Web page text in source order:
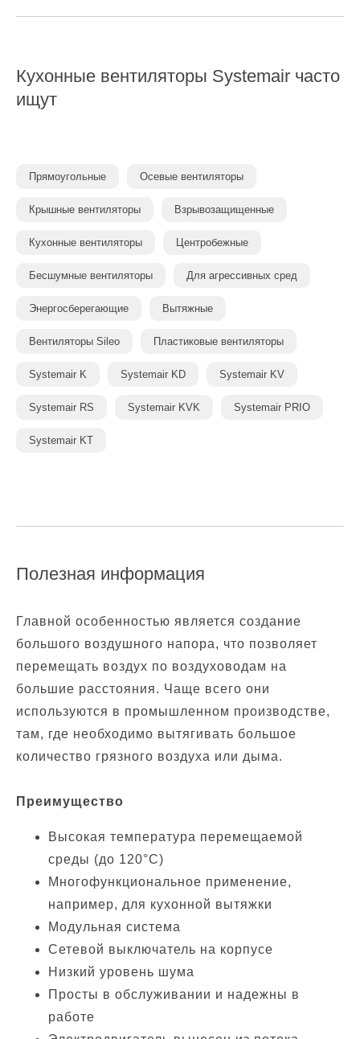
Кухонные вентиляторы Systemair часто
ищут
Прямоугольные Осевые вентиляторы
Крышные вентиляторы Взрывозащищенные
Кухонные вентиляторы Центробежные
Бесшумные вентиляторы Для агрессивных сред
Энергосберегающие Вытяжные
Вентиляторы Sileo Пластиковые вентиляторы
Systemair K Systemair KD Systemair KV
Systemair RS Systemair KVK Systemair PRIO
Systemair KT
Полезная информация
Главной особенностью является создание
большого воздушного напора, что позволяет
перемещать воздух по воздуховодам на
большие расстояния. Чаще всего они
используются в промышленном производстве,
там, где необходимо вытягивать большое
количество грязного воздуха или дыма.
Преимущество
Высокая температура перемещаемой
среды (до 120°C)
Многофункциональное применение,
например, для кухонной вытяжки
Модульная система
Сетевой выключатель на корпусе
Низкий уровень шума
Просты в обслуживании и надежны в
работе